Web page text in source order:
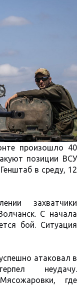
произошло 40
позиции ВСУ
в среду, 12
захватчики
С начала
бой. Ситуация
атаковал в
неудачу.
где